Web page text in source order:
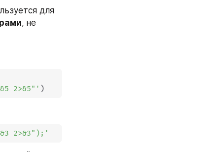
для
, не
2>&5"' )
2>&3");'